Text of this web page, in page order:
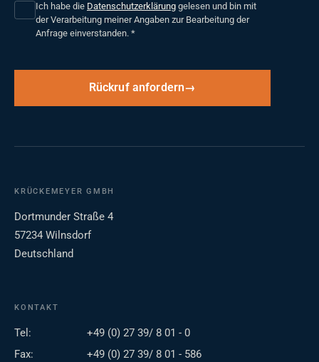
Ich habe die Datenschutzerklärung gelesen und bin mit
der Verarbeitung meiner Angaben zur Bearbeitung der
Anfrage einverstanden. *
Rückruf anfordern
KRÜCKEMEYER GMBH
Dortmunder Straße 4
57234 Wilnsdorf
Deutschland
KONTAKT
Tel:
+49 (0) 27 39/ 8 01 - 0
Fax:
+49 (0) 27 39/ 8 01 - 586